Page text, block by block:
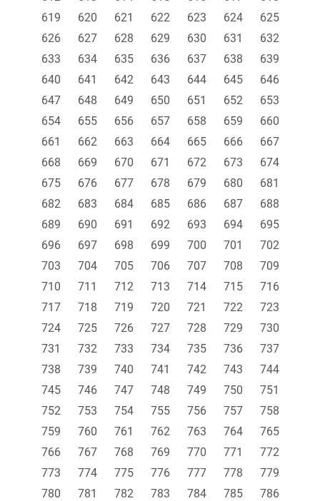
619
620 621 622 623 624
625
626
627 628 629 630 631
632
633
634 635 636 637 638
639
640
641 642 643 644 645
646
647
648 649 650 651 652
653
654
655 656 657 658 659
660
661
662 663 664 665 666
667
668
669 670 671 672 673
674
675
676 677 678 679 680
681
682
683 684 685 686 687
688
689
690 691 692 693 694
695
696
697 698 699 700 701
702
703
704 705 706 707 708
709
710
711 712 713 714 715
716
717
718 719 720 721 722
723
724
725 726 727 728 729
730
731
732 733 734 735 736
737
738
739 740 741 742 743
744
745
746 747 748 749 750
751
752
753 754 755 756 757
758
759
760 761 762 763 764
765
766
767 768 769 770 771
772
773
774 775 776 777 778
779
780
781 782 783 784 785
786